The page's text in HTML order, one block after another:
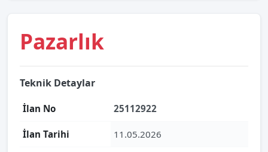
Pazarlık
Teknik Detaylar
İlan No 25112922
İlan Tarihi 11.05.2026